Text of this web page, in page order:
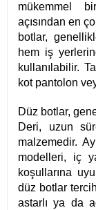
mükemmel
açısından en
botlar,
hem iş
kullanılabilir.
kot pantolon
Düz botlar,
Deri, uzun
malzemedir.
modelleri, iç
koşullarına
düz botlar
astarlı ya da